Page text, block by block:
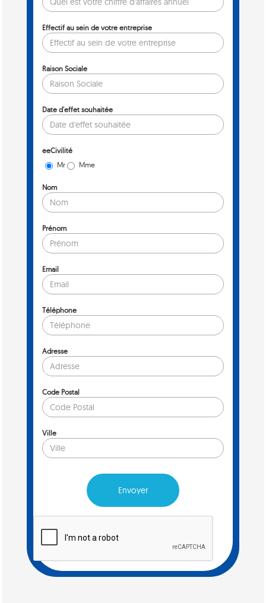
Effectif au sein de votre entreprise
Raison Sociale
Date d'effet souhaitée
eeCivilité
Mr
Mme
Nom
Prénom
Email
Téléphone
Adresse
Code Postal
Ville